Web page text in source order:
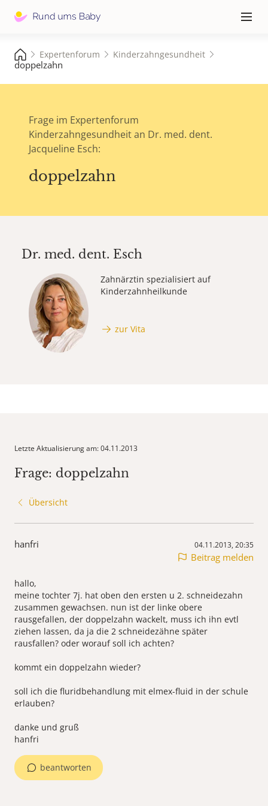
≡
Expertenforum Kinderzahngesundheit
doppelzahn
Frage im Expertenforum
Kinderzahngesundheit an Dr. med. dent.
Jacqueline Esch:
doppelzahn
Dr. med. dent. Esch
Zahnärztin spezialisiert auf
Kinderzahnheilkunde
zur Vita
Letzte Aktualisierung am: 04.11.2013
Frage: doppelzahn
Übersicht
hanfri 04.11.2013, 20:35
Beitrag melden
hallo,
meine tochter 7j. hat oben den ersten u 2. schneidezahn
zusammen gewachsen. nun ist der linke obere
rausgefallen, der doppelzahn wackelt, muss ich ihn evtl
ziehen lassen, da ja die 2 schneidezähne später
rausfallen? oder worauf soll ich achten?
kommt ein doppelzahn wieder?
soll ich die fluridbehandlung mit elmex-fluid in der schule
erlauben?
danke und gruß
hanfri
beantworten